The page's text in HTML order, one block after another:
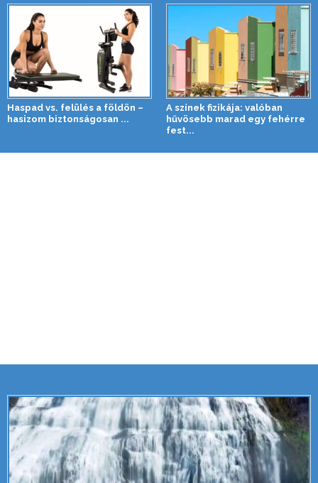
Haspad vs. felülés a földön –
hasizom biztonságosan ...
A színek fizikája: valóban
hűvösebb marad egy fehérre
fest...